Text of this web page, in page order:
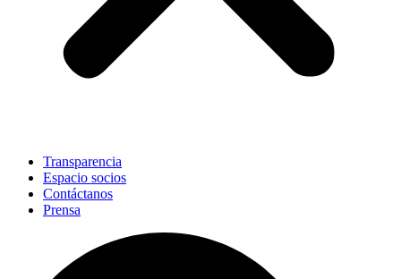
Transparencia
Espacio socios
Contáctanos
Prensa